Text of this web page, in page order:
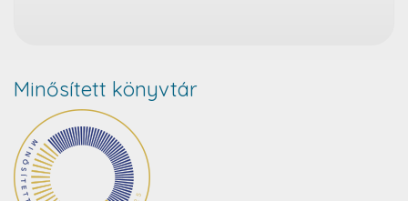
Minősített könyvtár